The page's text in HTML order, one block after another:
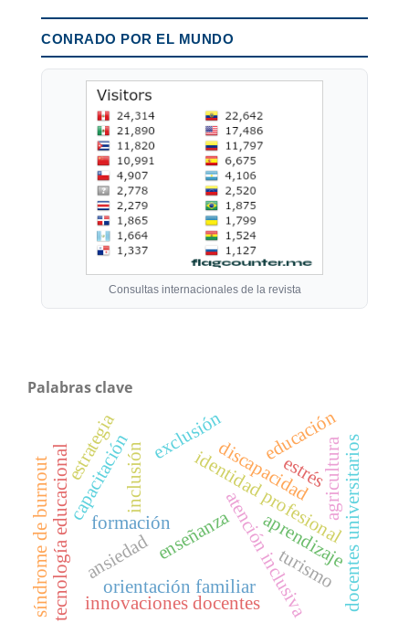
CONRADO POR EL MUNDO
Consultas internacionales de la revista
Palabras clave
formación atención inclusiva
identidad profesional
enseñanza aprendizaje
inclusión
exclusión
discapacidad
capacitación
tecnología educacional estrés
ansiedad docentes universitarios
síndrome de burnout orientación familiar
agricultura
turismo
educación
estrategia
innovaciones docentes